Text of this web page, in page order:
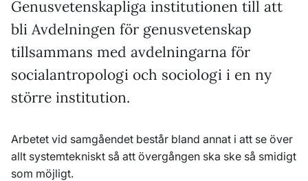
Genusvetenskapliga institutionen till att
bli Avdelningen för genusvetenskap
tillsammans med avdelningarna för
socialantropologi och sociologi i en ny
större institution.
Arbetet vid samgåendet består bland annat i att se över
allt systemtekniskt så att övergången ska ske så smidigt
som möjligt.